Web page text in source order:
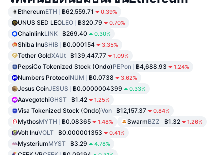
EthereumETH ฿62,559.71 0.39%
UNUS SED LEOLEO ฿320.79 0.70%
ChainlinkLINK ฿269.40 0.30%
Shiba InuSHIB ฿0.000154 3.35%
Tether GoldXAUt ฿139,447.77 1.09%
PepsiCo Tokenized Stock (Ondo)PEPon ฿4,688.93 1.24%
Numbers ProtocolNUM ฿0.0738 3.62%
Jesus CoinJESUS ฿0.0000004399 0.33%
AavegotchiGHST ฿1.42 1.25%
Visa Tokenized Stock (Ondo)Von ฿12,157.37 0.84%
MythosMYTH ฿0.08365 1.48% SwarmBZZ ฿1.32 1.26%
Volt InuVOLT ฿0.000001353 0.41%
MysteriumMYST ฿3.29 4.78%